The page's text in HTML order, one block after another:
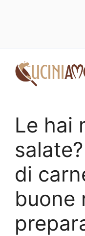
contenuto
Le hai
di
buone